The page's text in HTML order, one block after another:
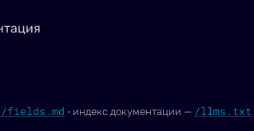
fields.md · индекс документации — /llms.txt